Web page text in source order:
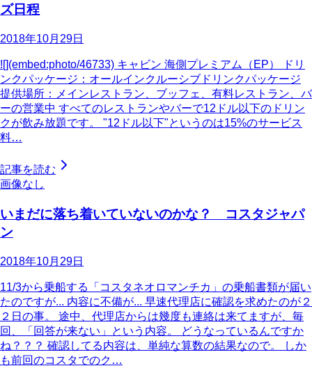
ズ日程
2018年10月29日
![](embed:photo/46733) キャビン 海側プレミアム（EP） ドリ
ンクパッケージ：オールインクルーシブドリンクパッケージ
提供場所：メインレストラン、ブッフェ、有料レストラン、バ
ーの営業中 すべてのレストランやバーで12ドル以下のドリン
クが飲み放題です。 "12ドル以下"というのは15%のサービス
料…
記事を読む
画像なし
いまだに落ち着いていないのかな？ コスタジャパ
ン
2018年10月29日
11/3から乗船する「コスタネオロマンチカ」の乗船書類が届い
たのですが... 内容に不備が... 早速代理店に確認を求めたのが２
２日の事。 途中、代理店からは幾度も連絡は来てますが、毎
回、「回答が来ない」という内容。 どうなっているんですか
ね？？？ 確認してる内容は、単純な算数の結果なので。 しか
も前回のコスタでのク…